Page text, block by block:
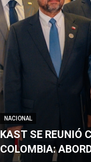
NACIONAL
KAST SE REUNIÓ
COLOMBIA: